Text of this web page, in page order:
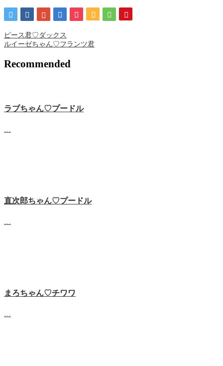
ピース君♡ダックス
ルイーゼちゃん♡フランツ君
Recommended
ラブちゃん♡プードル
直次郎ちゃん♡プードル
まろちゃん♡チワワ